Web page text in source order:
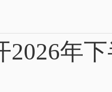
2026年